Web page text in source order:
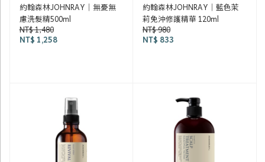
約翰森林JOHNRAY｜無憂無
慮洗髮精500ml
NT$ 1,480
NT$ 1,258
約翰森林JOHNRAY｜藍色茉
莉免沖修護精華 120ml
NT$ 980
NT$ 833